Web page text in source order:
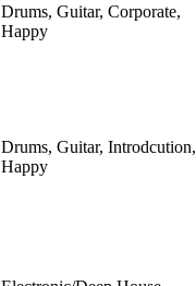
Drums, Guitar, Corporate,
Happy
Drums, Guitar, Introdcution,
Happy